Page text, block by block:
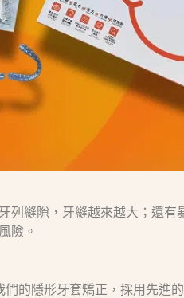
列縫隙，牙縫越來越大；還
險。​
的隱形牙套矯正，採用先